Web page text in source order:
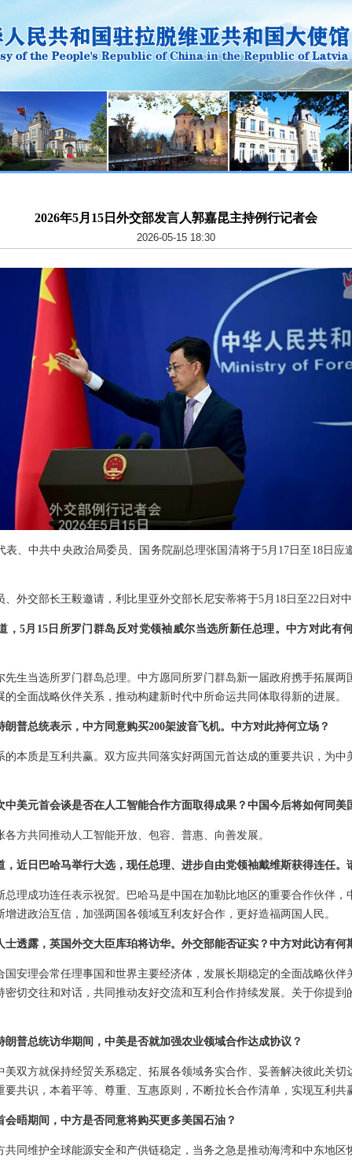
2026年5月15日外交部发言人郭嘉昆主持例行记者会
2026-05-15 18:30
表、中共中央政治局委员、国务院副总理张国清将于5月17日至18日应
、外交部长王毅邀请，利比里亚外交部长尼安蒂将于5月18日至22日对
，5月15日所罗门群岛反对党领袖威尔当选所新任总理。中方对此有
先生当选所罗门群岛总理。中方愿同所罗门群岛新一届政府携手拓展两
全面战略伙伴关系，推动构建新时代中所命运共同体取得新的进展。
普总统表示，中方同意购买200架波音飞机。中方对此持何立场？
的本质是互利共赢。双方应共同落实好两国元首达成的重要共识，为中
中美元首会谈是否在人工智能合作方面取得成果？中国今后将如何同美
方共同推动人工智能开放、包容、普惠、向善发展。
，近日巴哈马举行大选，现任总理、进步自由党领袖戴维斯获得连任。
总理成功连任表示祝贺。巴哈马是中国在加勒比地区的重要合作伙伴，
进政治互信，加强两国各领域互利友好合作，更好造福两国人民。
士透露，英国外交大臣库珀将访华。外交部能否证实？中方对此访有何
国安理会常任理事国和世界主要经济体，发展长期稳定的全面战略伙伴
密切交往和对话，共同推动友好交流和互利合作持续发展。关于你提到
朗普总统访华期间，中美是否就加强农业领域合作达成协议？
美双方就保持经贸关系稳定、拓展各领域务实合作、妥善解决彼此关切
要共识，本着平等、尊重、互惠原则，不断拉长合作清单，实现互利共
会晤期间，中方是否同意将购买更多美国石油？
共同维护全球能源安全和产供链稳定，当务之急是推动海湾和中东地区